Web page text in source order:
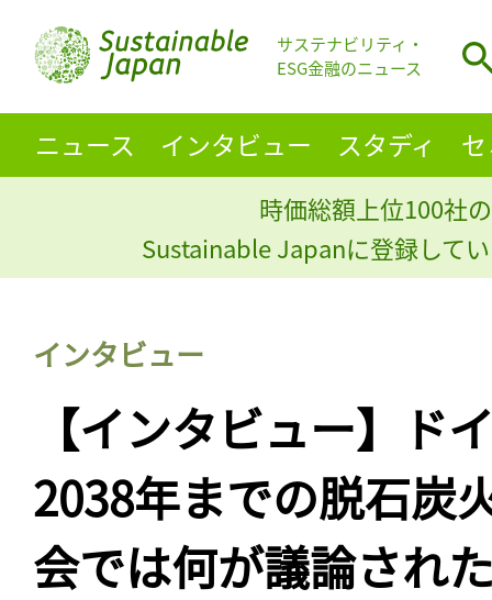
サステナビリティ・
ESG金融のニュース
ニュース インタビュー スタディ
時価総額上位100社
Sustainable Japanに登録して
インタビュー
【インタビュー】ド
2038年までの脱石炭
会では何が議論され